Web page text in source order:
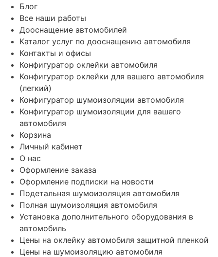
Блог
Все наши работы
Дооснащение автомобилей
Каталог услуг по дооснащению автомобиля
Контакты и офисы
Конфигуратор оклейки автомобиля
Конфигуратор оклейки для вашего автомобиля
(легкий)
Конфигуратор шумоизоляции автомобиля
Конфигуратор шумоизоляции для вашего
автомобиля
Корзина
Личный кабинет
О нас
Оформление заказа
Оформление подписки на новости
Подетальная шумоизоляция автомобиля
Полная шумоизоляция автомобиля
Установка дополнительного оборудования в
автомобиль
Цены на оклейку автомобиля защитной пленкой
Цены на шумоизоляцию автомобиля